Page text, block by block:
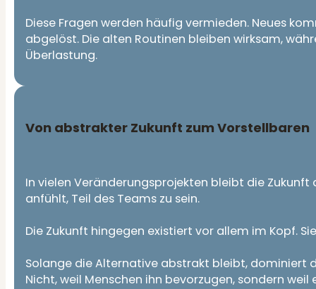
Diese Fragen werden häufig vermieden. Neues
abgelöst. Die alten Routinen bleiben wirksam,
Überlastung.
Von abstrakter Zukunft zum Vorstellbaren
In vielen Veränderungsprojekten bleibt die Zukunft
anfühlt, Teil des Teams zu sein.
Die Zukunft hingegen existiert vor allem im Kopf.
Solange die Alternative abstrakt bleibt, dominiert
Nicht, weil Menschen ihn bevorzugen, sondern